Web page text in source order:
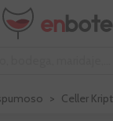
> Celler